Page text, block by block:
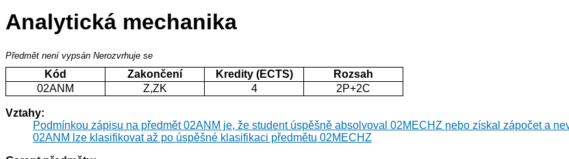
Analytická mechanika
Předmět není vypsán Nerozvrhuje se
Kód Zakončení Kredity (ECTS)
Rozsah
02ANM
Z,ZK 4 2P+2C
Vztahy:
Podmínkou zápisu na předmět 02ANM je, že student úspěšně absolvoval 02MECHZ nebo získal zápočet a
02ANM lze klasifikovat až po úspěšné klasifikaci předmětu 02MECHZ